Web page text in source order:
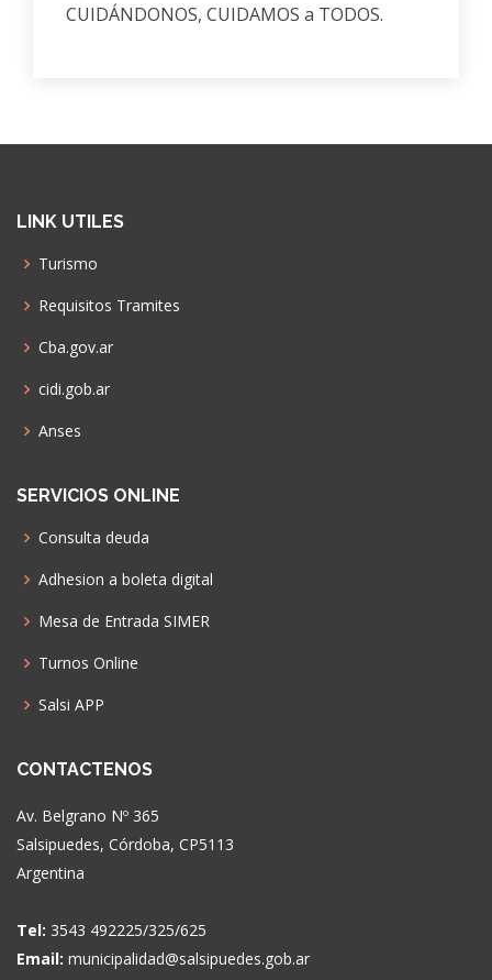
CUIDÁNDONOS, CUIDAMOS a TODOS.
LINK UTILES
Turismo
Requisitos Tramites
Cba.gov.ar
cidi.gob.ar
Anses
SERVICIOS ONLINE
Consulta deuda
Adhesion a boleta digital
Mesa de Entrada SIMER
Turnos Online
Salsi APP
CONTACTENOS
Av. Belgrano Nº 365
Salsipuedes, Córdoba, CP5113
Argentina
Tel: 3543 492225/325/625
Email: municipalidad@salsipuedes.gob.ar